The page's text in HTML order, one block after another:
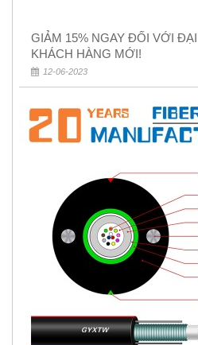
GIẢM 15% NGAY ĐỐI VỚI
KHÁCH HÀNG MỚI!
12-06-2023